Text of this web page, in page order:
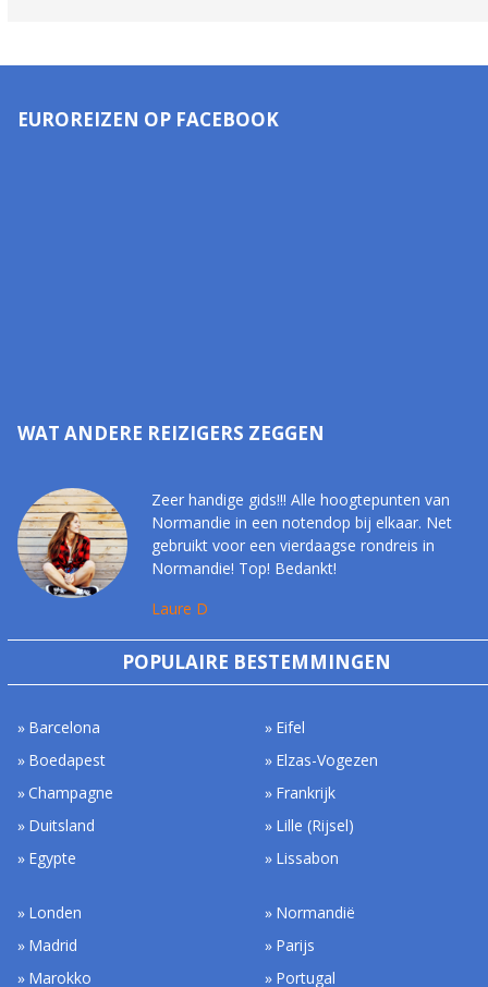
EUROREIZEN OP FACEBOOK
WAT ANDERE REIZIGERS ZEGGEN
Zeer handige gids!!! Alle hoogtepunten van
Normandie in een notendop bij elkaar. Net
gebruikt voor een vierdaagse rondreis in
Normandie! Top! Bedankt!
Laure D
POPULAIRE BESTEMMINGEN
Barcelona
Boedapest
Champagne
Duitsland
Egypte
Eifel
Elzas-Vogezen
Frankrijk
Lille (Rijsel)
Lissabon
Londen
Madrid
Marokko
Normandië
Parijs
Portugal